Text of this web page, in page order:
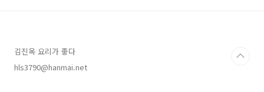
김진옥 요리가 좋다
hls3790@hanmai.net